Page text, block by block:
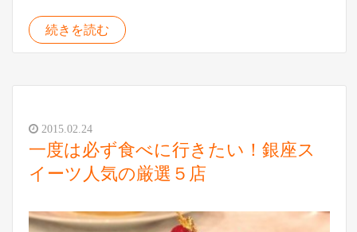
続きを読む
2015.02.24
一度は必ず食べに行きたい！銀座ス
イーツ人気の厳選５店